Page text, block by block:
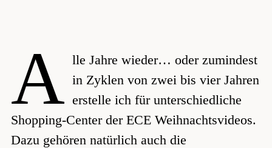
A lle Jahre wieder… oder zumindest
in Zyklen von zwei bis vier Jahren
erstelle ich für unterschiedliche
Shopping-Center der ECE Weihnachtsvideos.
Dazu gehören natürlich auch die